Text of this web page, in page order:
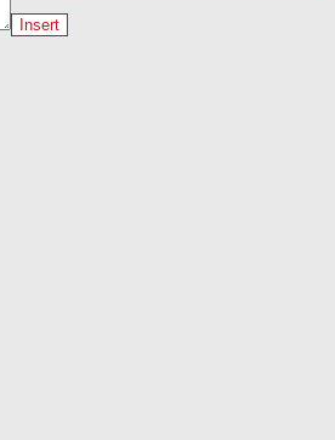
Insert